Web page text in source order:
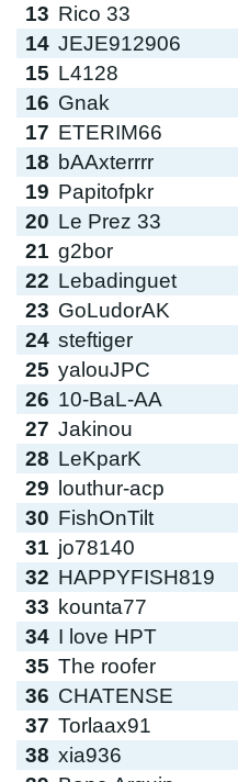
13 Rico 33
14 JEJE912906
15 L4128
16 Gnak
17 ETERIM66
18 bAAxterrrr
19 Papitofpkr
20 Le Prez 33
21 g2bor
22 Lebadinguet
23 GoLudorAK
24 steftiger
25 yalouJPC
26 10-BaL-AA
27 Jakinou
28 LeKparK
29 louthur-acp
30 FishOnTilt
31 jo78140
32 HAPPYFISH819
33 kounta77
34 I love HPT
35 The roofer
36 CHATENSE
37 Torlaax91
38 xia936